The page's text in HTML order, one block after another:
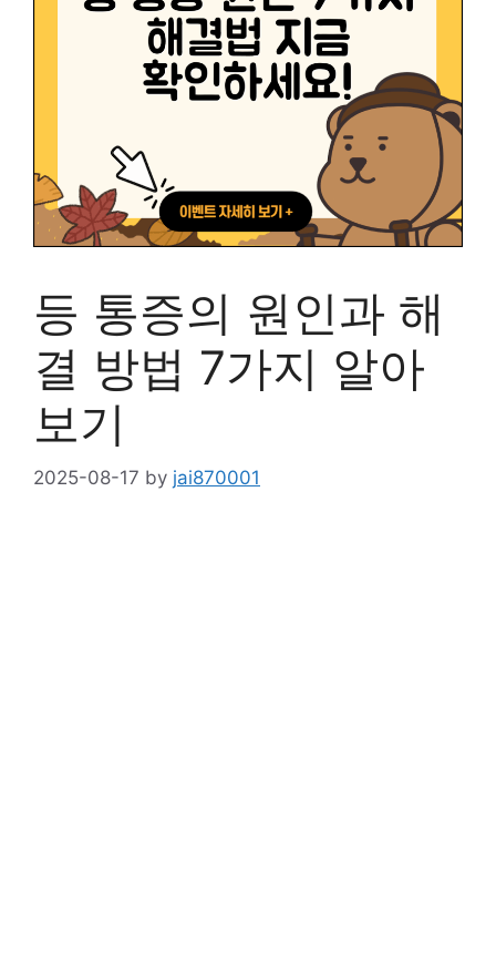
등 통증의 원인과 해
결 방법 7가지 알아
보기
2025-08-17 by jai870001